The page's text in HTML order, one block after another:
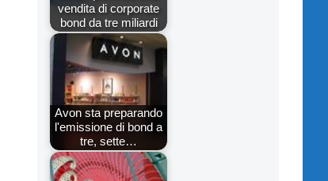
vendita di corporate
bond da tre miliardi
Avon sta preparando
l'emissione di bond a
tre, sette…